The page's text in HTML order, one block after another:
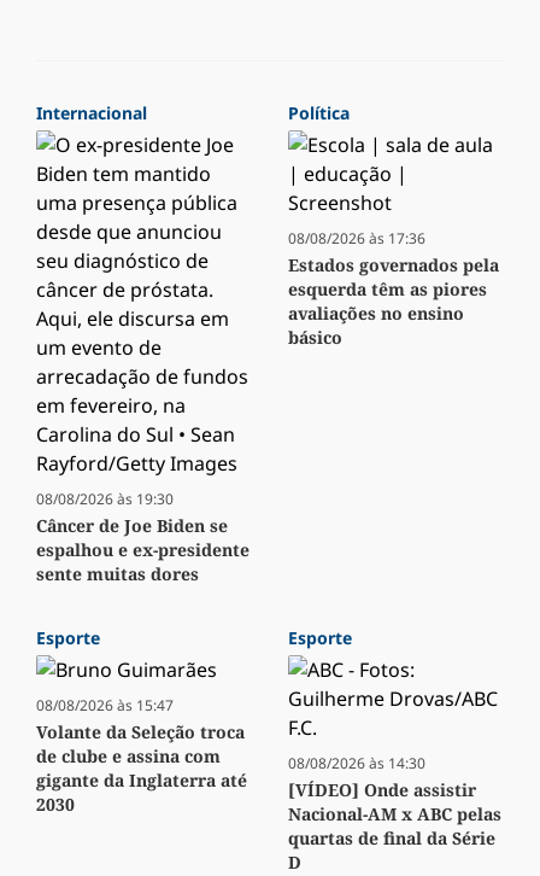
Internacional
08/08/2026 às 19:30
Câncer de Joe Biden se
espalhou e ex-presidente
sente muitas dores
Política
08/08/2026 às 17:36
Estados governados pela
esquerda têm as piores
avaliações no ensino
básico
Esporte
08/08/2026 às 15:47
Volante da Seleção troca
de clube e assina com
gigante da Inglaterra até
2030
Esporte
08/08/2026 às 14:30
[VÍDEO] Onde assistir
Nacional-AM x ABC pelas
quartas de final da Série
D